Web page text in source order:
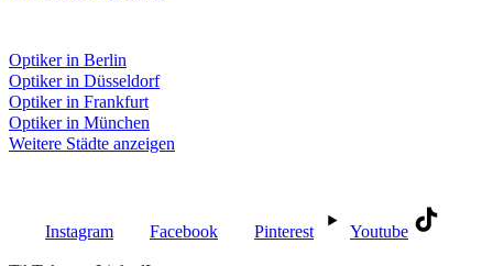
Optiker in Berlin
Optiker in Düsseldorf
Optiker in Frankfurt
Optiker in München
Weitere Städte anzeigen
Instagram Facebook Pinterest Youtube